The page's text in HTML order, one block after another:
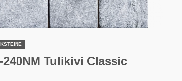
240NM Tulikivi Classic